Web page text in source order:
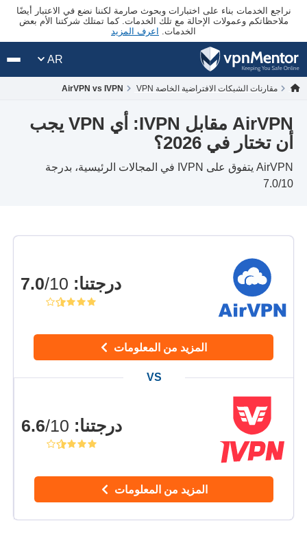
نراجع الخدمات بناء على اختبارات وبحوث صارمة لكننا نضع في الاعتبار أيضًا
ملاحظاتكم وعمولات الإحالة مع تلك الخدمات. كما تمتلك شركتنا الأم بعض
الخدمات. اعرف المزيد
AR
مقارنات الشبكات الافتراضية الخاصة VPN AirVPN vs IVPN
AirVPN مقابل IVPN: أي VPN يجب
أن تختار في 2026؟
AirVPN يتفوق على IVPN في المجالات الرئيسية، بدرجة
7.0/10
درجتنا:
/10
المزيد من المعلومات
درجتنا:
/10
المزيد من المعلومات